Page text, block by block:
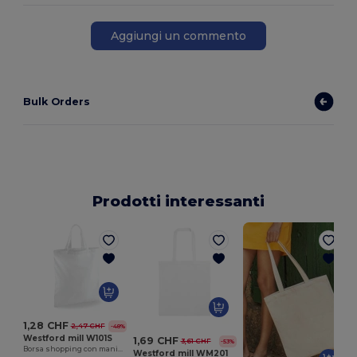
Aggiungi un commento
Bulk Orders
Prodotti interessanti
1,28 CHF 2,47 CHF -48%
Westford mill W101S
Borsa shopping con manici corti
1,69 CHF 3,61 CHF -53%
Westford mill WM201